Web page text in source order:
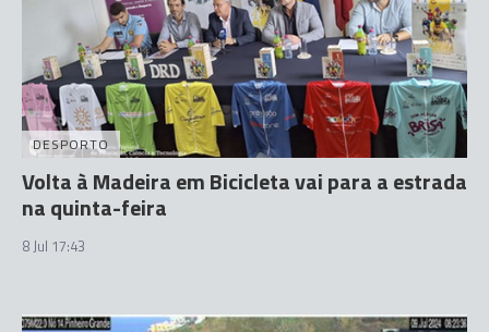
DESPORTO
Volta à Madeira em Bicicleta vai para a estrada
na quinta-feira
8 Jul 17:43